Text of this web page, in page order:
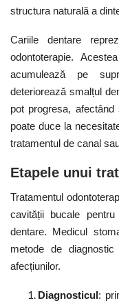
structura naturală a
Cariile dentare
odontoterapie.
acumulează pe
deteriorează smalțul
pot progresa,
poate duce la
tratamentul de canal
Etapele unui
Tratamentul
cavității bucale
dentare. Medicul
metode de
afecțiunilor.
Diagnosticul: